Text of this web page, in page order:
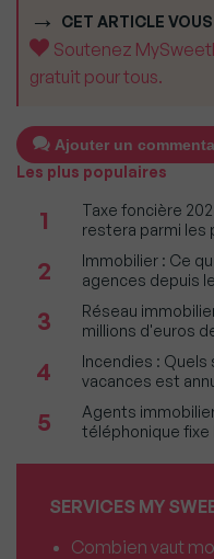
CET ARTICLE
Soutenez
gratuit pour tous.
Ajouter un
Les plus populaires
1
Taxe foncière
restera parmi les
2
Immobilier : Ce
agences depuis
3
Réseau
millions d'euros
4
Incendies :
vacances est
5
Agents
téléphonique fixe
SERVICES MY
Combien vaut